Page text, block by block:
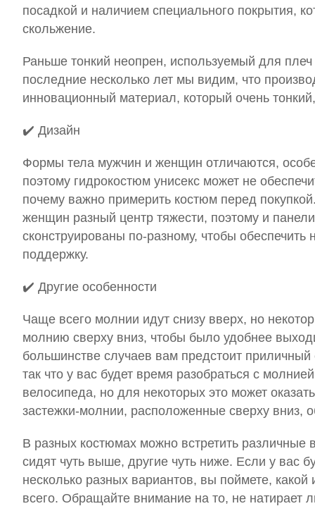
посадкой и наличием специального покрытия,
скольжение.
Раньше тонкий неопрен, используемый для
последние несколько лет мы видим, что
инновационный материал, который очень
✔️ Дизайн
Формы тела мужчин и женщин отличаются,
поэтому гидрокостюм унисекс может не
почему важно примерить костюм перед
женщин разный центр тяжести, поэтому и
сконструированы по-разному, чтобы
поддержку.
✔️ Другие особенности
Чаще всего молнии идут снизу вверх, но
молнию сверху вниз, чтобы было удобнее
большинстве случаев вам предстоит приличный
так что у вас будет время разобраться с
велосипеда, но для некоторых это может
застежки-молнии, расположенные сверху вниз,
В разных костюмах можно встретить различные
сидят чуть выше, другие чуть ниже. Если у вас
несколько разных вариантов, вы поймете,
всего. Обращайте внимание на то, не натирает